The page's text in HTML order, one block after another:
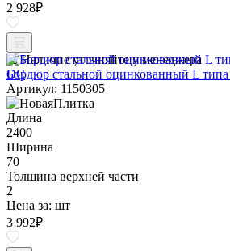
2 928₽
Наличие уточняйте у менеджера
Бордюр стальной оцинкованный L
Артикул: 1150305
Длина
2400
Ширина
70
Толщина верхней части
2
Цена за: шт
3 992₽